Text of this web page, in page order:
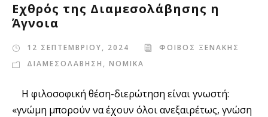
Εχθρός της Διαμεσολάβησης η
Άγνοια
12 ΣΕΠΤΕΜΒΡΙΟΥ, 2024
ΦΟΙΒΟΣ ΞΕΝΑΚΗΣ
ΔΙΑΜΕΣΟΛΑΒΗΣΗ , ΝΟΜΙΚΑ
Η φιλοσοφική θέση-διερώτηση είναι γνωστή:
«γνώμη μπορούν να έχουν όλοι ανεξαιρέτως, γνώση